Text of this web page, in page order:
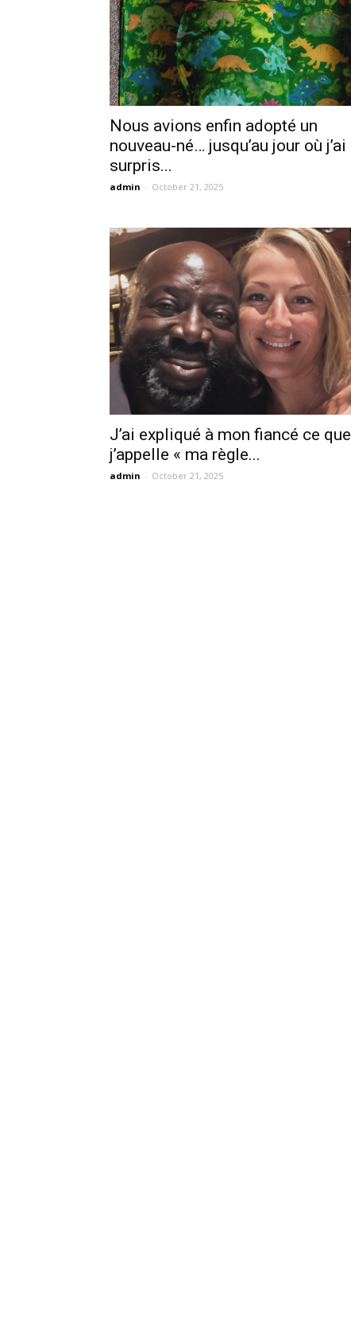
Nous avions enfin adopté un
nouveau-né… jusqu’au jour où j’ai
surpris...
admin - October 21, 2025
J’ai expliqué à mon fiancé ce que
j’appelle « ma règle...
admin - October 21, 2025